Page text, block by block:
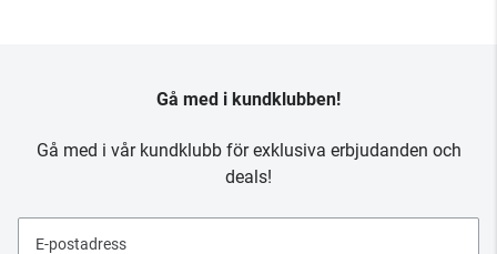
Gå med i kundklubben!
Gå med i vår kundklubb för exklusiva erbjudanden och
deals!
E-postadress